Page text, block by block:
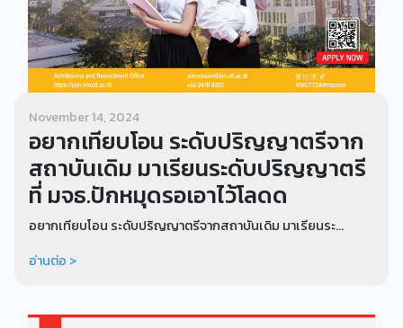
November 14, 2024
อยากเทียบโอน ระดับปริญญาตรีจาก
สถาบันเดิม มาเรียนระดับปริญญาตรี
ที่ มจธ.ปักหมุดรอเอาไว้โลดด
อยากเทียบโอน ระดับปริญญาตรีจากสถาบันเดิม มาเรียนระ...
อ่านต่อ >